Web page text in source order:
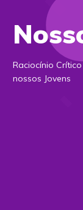
Raciocínio
nossos Jovens